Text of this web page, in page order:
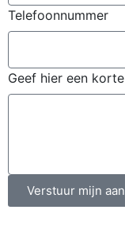
Telefoonnummer
Geef hier een
Verstuur mijn